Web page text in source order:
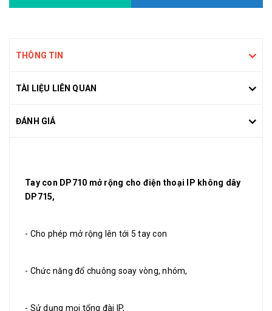
THÔNG TIN
TÀI LIỆU LIÊN QUAN
ĐÁNH GIÁ
Tay con DP710 mở rộng cho điện thoại IP không dây
DP715,
- Cho phép mở rộng lên tới 5 tay con
- Chức năng đổ chuông soay vòng, nhóm,
- Sử dụng mọi tổng đài IP,